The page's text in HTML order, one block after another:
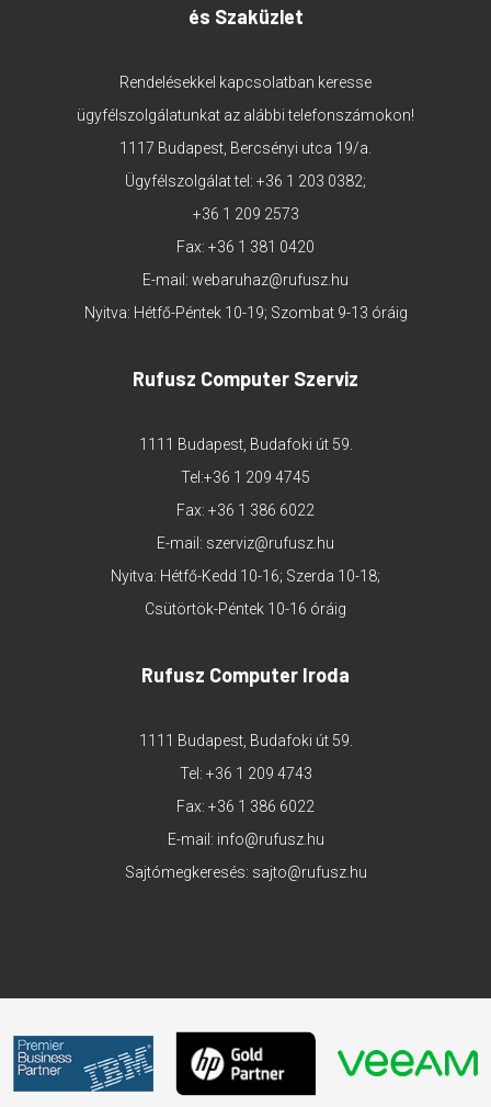
és Szaküzlet
Rendelésekkel kapcsolatban keresse
ügyfélszolgálatunkat az alábbi telefonszámokon!
1117 Budapest, Bercsényi utca 19/a.
Ügyfélszolgálat tel: +36 1 203 0382;
+36 1 209 2573
Fax: +36 1 381 0420
E-mail: webaruhaz@rufusz.hu
Nyitva: Hétfő-Péntek 10-19; Szombat 9-13 óráig
Rufusz Computer Szerviz
1111 Budapest, Budafoki út 59.
Tel:+36 1 209 4745
Fax: +36 1 386 6022
E-mail: szerviz@rufusz.hu
Nyitva: Hétfő-Kedd 10-16; Szerda 10-18;
Csütörtök-Péntek 10-16 óráig
Rufusz Computer Iroda
1111 Budapest, Budafoki út 59.
Tel: +36 1 209 4743
Fax: +36 1 386 6022
E-mail: info@rufusz.hu
Sajtómegkeresés: sajto@rufusz.hu